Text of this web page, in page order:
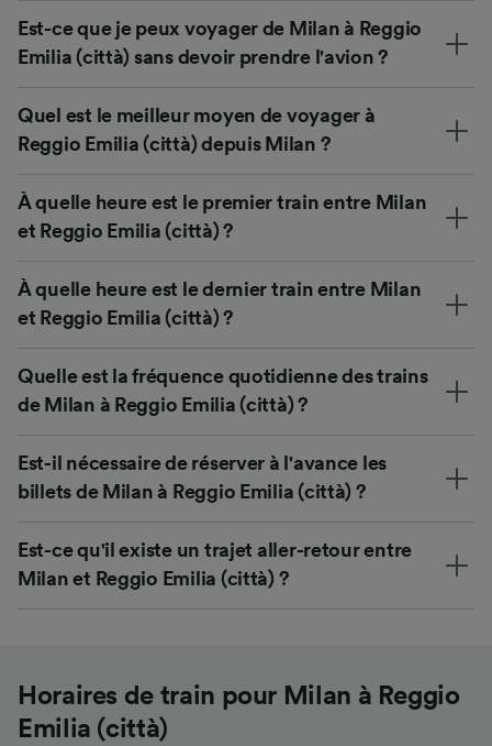
Est-ce que je peux voyager de Milan à Reggio
Emilia (città) sans devoir prendre l'avion ?
Quel est le meilleur moyen de voyager à
Reggio Emilia (città) depuis Milan ?
À quelle heure est le premier train entre Milan
et Reggio Emilia (città) ?
À quelle heure est le dernier train entre Milan
et Reggio Emilia (città) ?
Quelle est la fréquence quotidienne des trains
de Milan à Reggio Emilia (città) ?
Est-il nécessaire de réserver à l'avance les
billets de Milan à Reggio Emilia (città) ?
Est-ce qu'il existe un trajet aller-retour entre
Milan et Reggio Emilia (città) ?
Horaires de train pour Milan à Reggio
Emilia (città)